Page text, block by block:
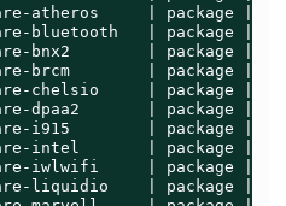
atheros     | package |
bluetooth   | package |
bnx2        | package |
brcm        | package |
chelsio     | package |
dpaa2       | package |
i915        | package |
intel       | package |
iwlwifi     | package |
liquidio    | package |